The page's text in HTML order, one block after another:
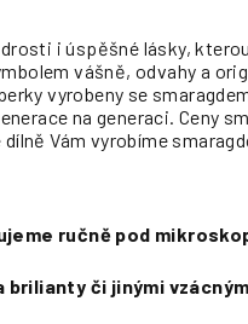
i úspěšné lásky,
vášně, odvahy a
vyrobeny se
na generaci. Ceny
Vám vyrobíme
ručně pod
brilianty či jinými